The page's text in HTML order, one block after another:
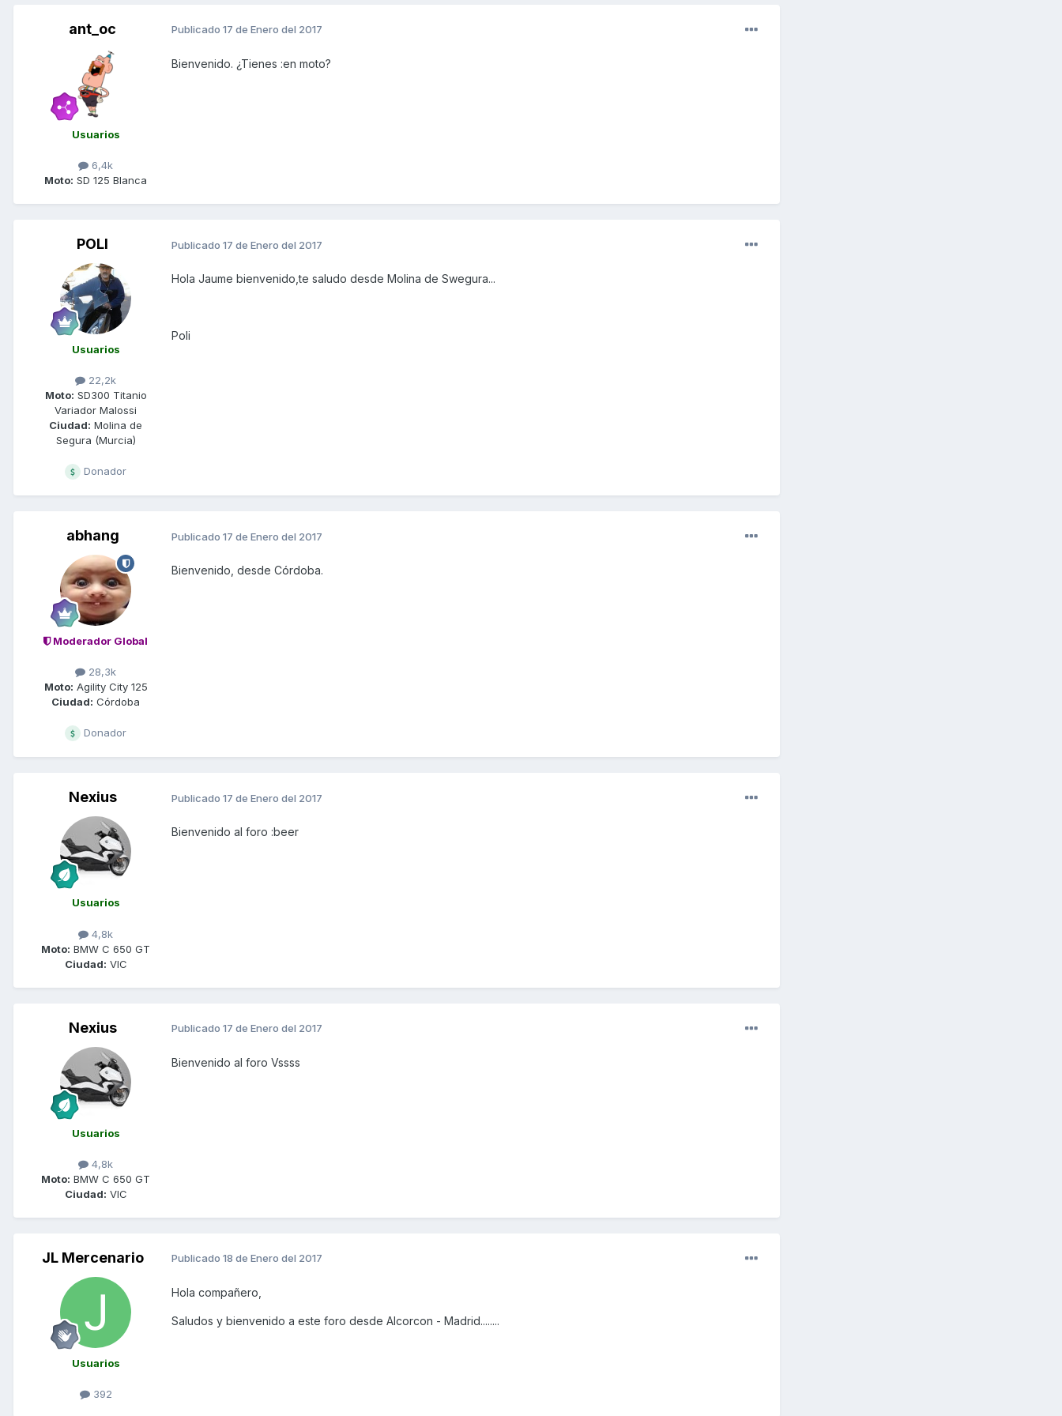
ant_oc
Usuarios
6,4k
Moto: SD 125 Blanca
Publicado 17 de Enero del 2017
Bienvenido. ¿Tienes :en moto?
POLI
Usuarios
22,2k
Moto: SD300 Titanio
Variador Malossi
Ciudad: Molina de
Segura (Murcia)
Donador
Publicado 17 de Enero del 2017
Hola Jaume bienvenido,te saludo desde Molina de Swegura...
Poli
abhang
Moderador Global
28,3k
Moto: Agility City 125
Ciudad: Córdoba
Donador
Publicado 17 de Enero del 2017
Bienvenido, desde Córdoba.
Nexius
Usuarios
4,8k
Moto: BMW C 650 GT
Ciudad: VIC
Publicado 17 de Enero del 2017
Bienvenido al foro :beer
Nexius
Usuarios
4,8k
Moto: BMW C 650 GT
Ciudad: VIC
Publicado 17 de Enero del 2017
Bienvenido al foro Vssss
JL Mercenario
Usuarios
392
Publicado 18 de Enero del 2017
Hola compañero,
Saludos y bienvenido a este foro desde Alcorcon - Madrid........